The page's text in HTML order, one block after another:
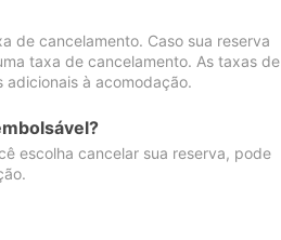
de cancelamento. Caso sua reserva
taxa de cancelamento. As taxas de
à acomodação.
escolha cancelar sua reserva, pode